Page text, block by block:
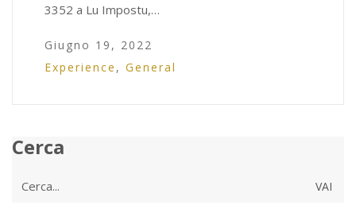
3352 a Lu Impostu,…
Giugno 19, 2022
Experience , General
Cerca